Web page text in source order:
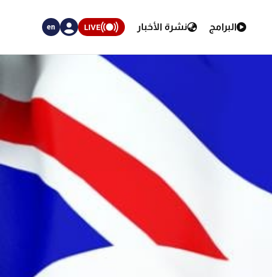
البرامج نشرة الأخبار LIVE
en